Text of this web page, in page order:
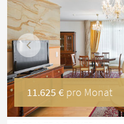
Vorherige
11.625 € pro Monat